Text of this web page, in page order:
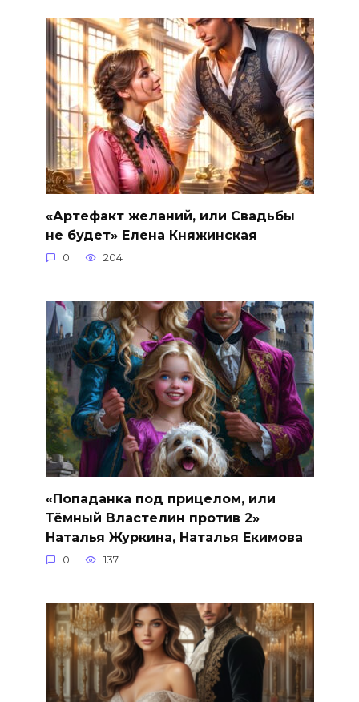
«Артефакт желаний, или Свадьбы
не будет» Елена Княжинская
0 204
«Попаданка под прицелом, или
Тёмный Властелин против 2»
Наталья Журкина, Наталья Екимова
0 137